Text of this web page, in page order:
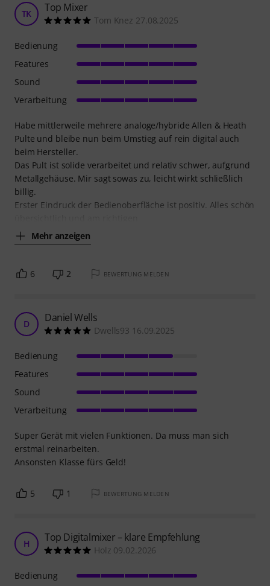
TK Top Mixer
Tom Knez 27.08.2025
Habe mittlerweile mehrere analoge/hybride Allen & Heath
Pulte und bleibe nun beim Umstieg auf rein digital auch
beim Hersteller.
Das Pult ist solide verarbeitet und relativ schwer, aufgrund
Metallgehäuse. Mir sagt sowas zu, leicht wirkt schließlich
billig.
Erster Eindruck der Bedienoberfläche ist positiv. Alles schön
Mehr anzeigen
Bedienung
Features
Sound
Verarbeitung
6 2 BEWERTUNG MELDEN
D Daniel Wells
Dwells93 16.09.2025
Super Gerät mit vielen Funktionen. Da muss man sich
erstmal reinarbeiten.
Ansonsten Klasse fürs Geld!
Bedienung
Features
Sound
Verarbeitung
5 1 BEWERTUNG MELDEN
H Top Digitalmixer – klare Empfehlung
Holz 09.02.2026
Bedienung